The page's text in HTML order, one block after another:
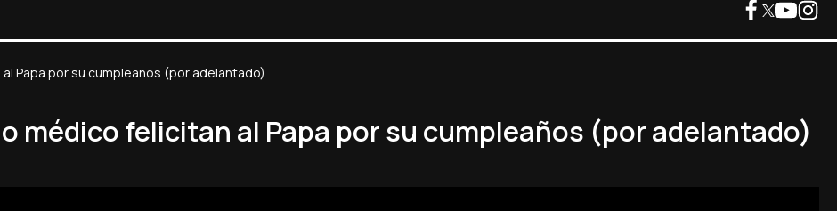
Papa por su cumpleaños (por adelantado)
médico felicitan al Papa por su cumpleaños (por adelantado)